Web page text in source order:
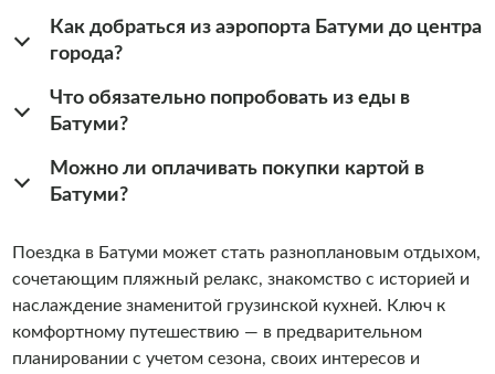
Как добраться из аэропорта Батуми до центра
города?
Что обязательно попробовать из еды в
Батуми?
Можно ли оплачивать покупки картой в
Батуми?
Поездка в Батуми может стать разноплановым отдыхом,
сочетающим пляжный релакс, знакомство с историей и
наслаждение знаменитой грузинской кухней. Ключ к
комфортному путешествию — в предварительном
планировании с учетом сезона, своих интересов и